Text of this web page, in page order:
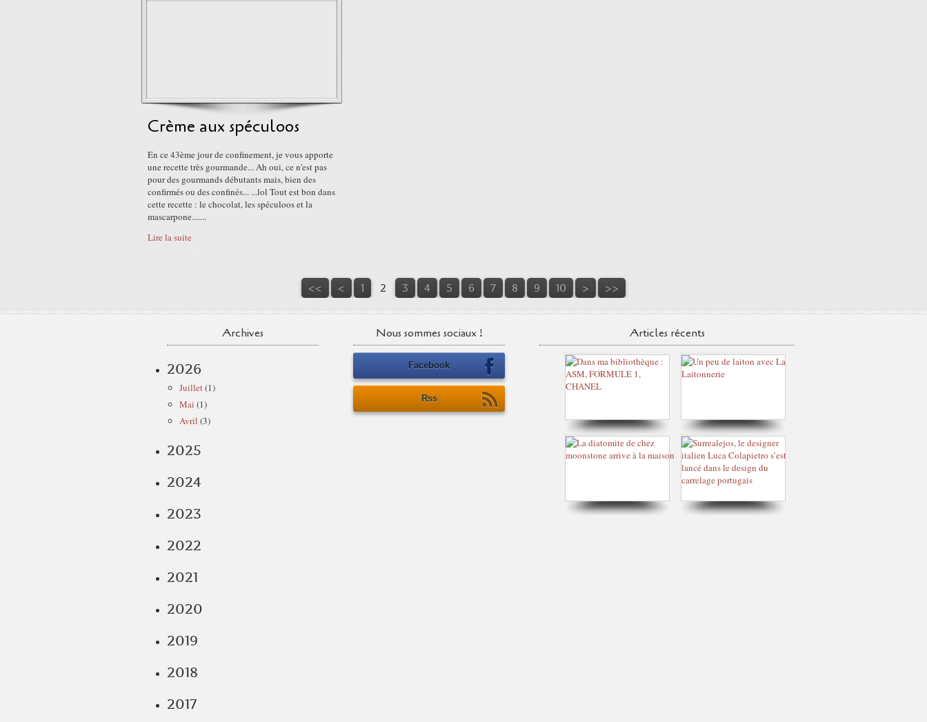
Crème aux spéculoos
En ce 43ème jour de confinement, je vous apporte
une recette très gourmande... Ah oui, ce n'est pas
pour des gourmands débutants mais, bien des
confirmés ou des confinés... ...lol Tout est bon dans
cette recette : le chocolat, les spéculoos et la
mascarpone.......
Lire la suite
<< < 1 2 3 4 5 6 7 8 9 10 > >>
Archives
2026
Juillet(1)
Mai (1)
Avril (3)
2025
2024
2023
2022
2021
2020
2019
2018
2017
Nous sommes sociaux !
Facebook
Rss
Articles récents